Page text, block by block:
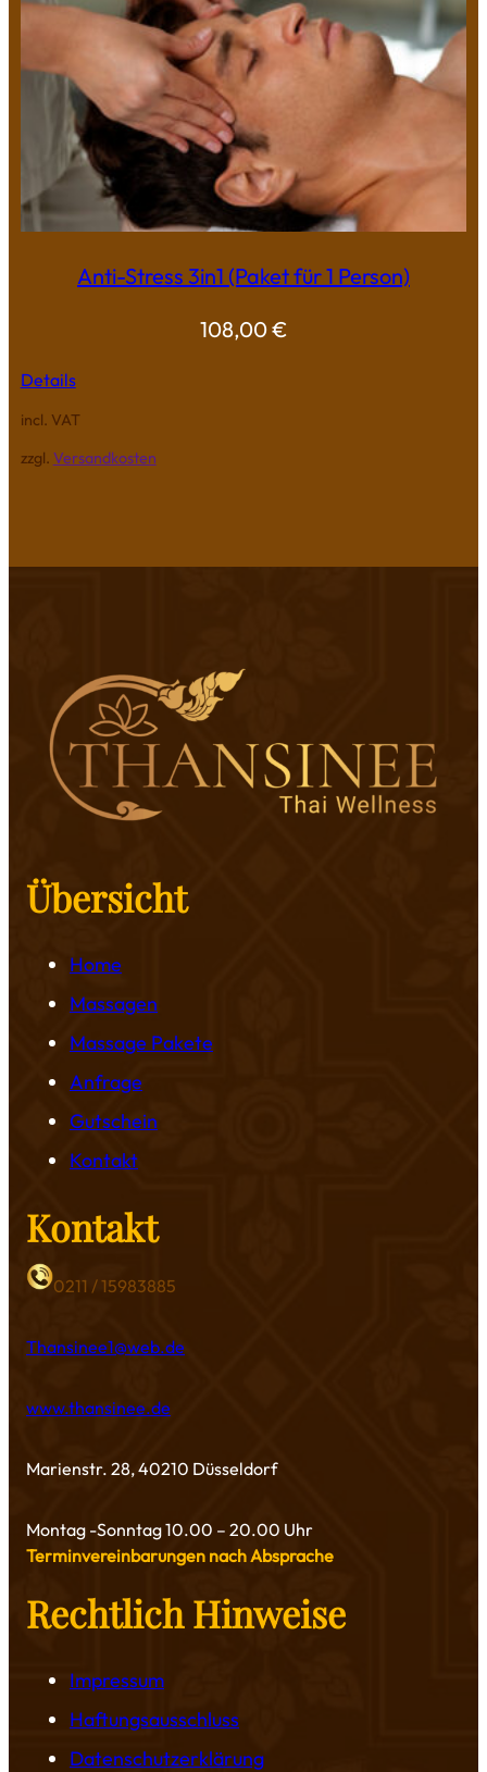
Anti-Stress 3in1 (Paket für 1 Person)
108,00€
Details
incl. VAT
zzgl. Versandkosten
Übersicht
Home
Massagen
Massage Pakete
Anfrage
Gutschein
Kontakt
Kontakt
0211 / 15983885
Thansinee1@web.de
www.thansinee.de
Marienstr. 28, 40210 Düsseldorf
Montag -Sonntag 10.00 – 20.00 Uhr
Terminvereinbarungen nach Absprache
Rechtlich Hinweise
Impressum
Haftungsausschluss
Datenschutzerklärung